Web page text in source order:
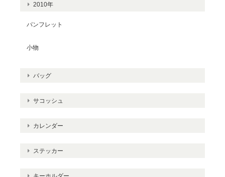
2010年
パンフレット
小物
バッグ
サコッシュ
カレンダー
ステッカー